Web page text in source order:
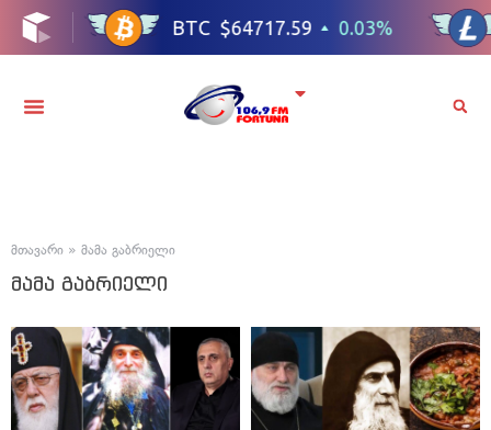
მთავარი » მამა გაბრიელი
მამა გაბრიელი